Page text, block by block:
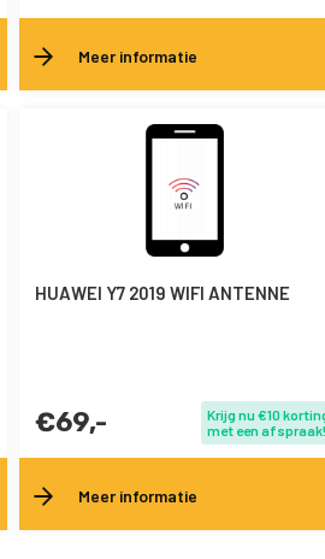
Meer informatie
HUAWEI Y7 2019 WIFI ANTENNE
€69,-
Krijg nu €10
met een afspraak!
Meer informatie